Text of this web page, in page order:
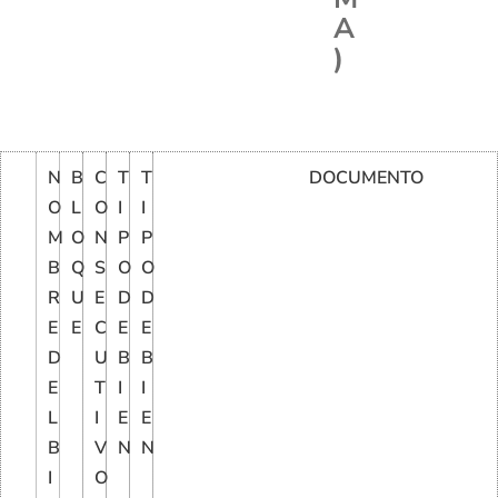
A
)
N
O
M
B
R
E
D
E
L
B
I
B
L
O
Q
U
E
C
O
N
S
E
C
U
T
I
V
O
T
I
P
O
D
E
B
I
E
N
T
I
P
O
D
E
B
I
E
N
DOCUMENTO